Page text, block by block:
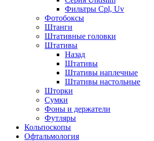
Фильтры Cpl, Uv
Фотобоксы
Штанги
Штативные головки
Штативы
Назад
Штативы
Штативы наплечные
Штативы настольные
Шторки
Сумки
Фоны и держатели
Футляры
Кольпоскопы
Офтальмология